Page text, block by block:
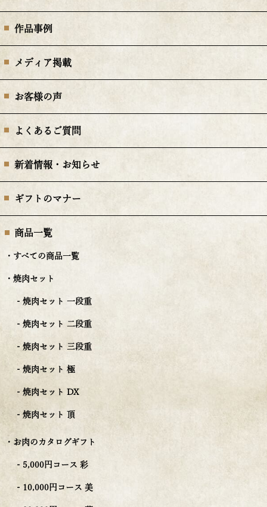
作品事例
メディア掲載
お客様の声
よくあるご質問
新着情報・お知らせ
ギフトのマナー
商品一覧
・すべての商品一覧
・焼肉セット
- 焼肉セット 一段重
- 焼肉セット 二段重
- 焼肉セット 三段重
- 焼肉セット 極
- 焼肉セット DX
- 焼肉セット 頂
・お肉のカタログギフト
- 5,000円コース 彩
- 10,000円コース 美